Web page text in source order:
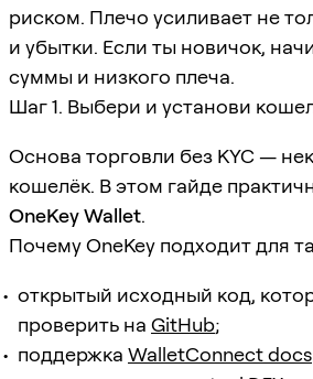
риском. Плечо усиливает не
и убытки. Если ты новичок,
суммы и низкого плеча.
Шаг 1. Выбери и установи
Основа торговли без KYC —
кошелёк. В этом гайде
OneKey Wallet.
Почему OneKey подходит для
открытый исходный код,
проверить на GitHub;
поддержка WalletConnect docs